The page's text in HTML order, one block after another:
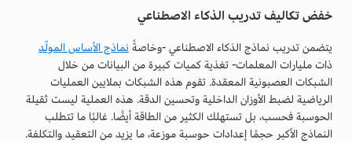
خفض تكاليف تدريب الذكاء الاصطناعي
يتضمن تدريب نماذج الذكاء الاصطناعي -وخاصةً نماذج الأساس المولّد
ذات مليارات المعلمات- تغذية كميات كبيرة من البيانات من خلال
الشبكات العصبونية المعقدة. تقوم هذه الشبكات بملايين العمليات
الرياضية لضبط الأوزان الداخلية وتحسين الدقة. هذه العملية ليست ثقيلة
الحوسبة فحسب، بل تستهلك الكثير من الطاقة أيضًا. غالبًا ما تتطلب
النماذج الأكبر حجمًا إعدادات حوسبة موزعة، ما يزيد من التعقيد والتكلفة.